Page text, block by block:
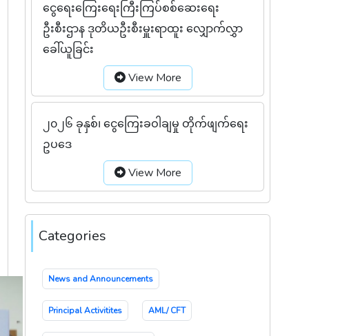
ငွေရေးကြေးရေးကြီးကြပ်စစ်ဆေးရေး
ဦးစီးဌာန ဒုတိယဦးစီးမှူးရာထူး လျှောက်လွှာ
ခေါ်ယူခြင်း
View More
၂၀၂၆ ခုနှစ်၊ ငွေကြေးခဝါချမှု တိုက်ဖျက်ရေး
ဥပဒေ
View More
Categories
News and Announcements
Principal Activitites AML/ CFT